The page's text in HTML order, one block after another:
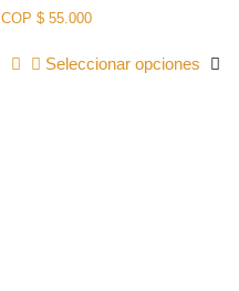
COP $55.000
Seleccionar opciones